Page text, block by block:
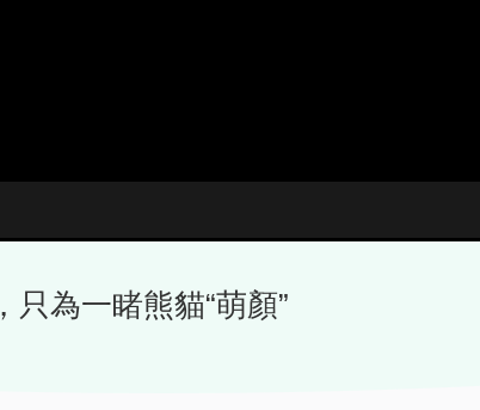
只為一睹熊貓“萌顏”